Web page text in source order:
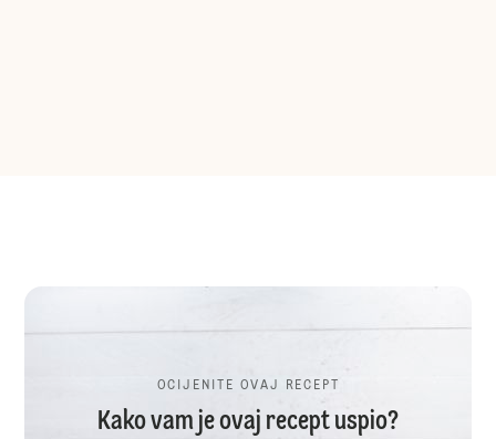
OCIJENITE OVAJ RECEPT
Kako vam je ovaj recept uspio?